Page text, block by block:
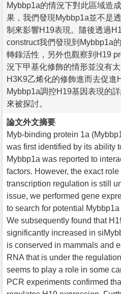
Mybbp1a的情況下對此區域造
果，我們發現Mybbp1a並不是
制來影響H19表現。隨後透過
construct我們發現到Mybbp1a
轉錄活性，另外也觀察到H19
況下甲基化修飾的情形並沒有
H3K9乙烯化的修飾進而去促進
Mybbp1a調控H19基因表現的
來被探討。
論文外文摘要
Myb-binding protein 1a
was first identified by its ability
Mybbp1a was reported to
factors. However, the exact
transcription regulation is still
issue, we performed gene
to search for potential
We subsequently found that
significantly increased in
is conserved in mammals and
RNA that is under the
seems to play a role in some
PCR experiments confirmed